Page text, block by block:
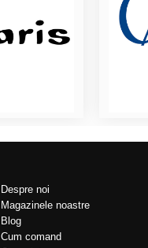
Despre noi
Magazinele noastre
Blog
Cum comand